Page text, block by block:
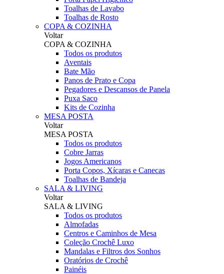
Toalhas de Lavabo
Toalhas de Rosto
COPA & COZINHA
Voltar
COPA & COZINHA
Todos os produtos
Aventais
Bate Mão
Panos de Prato e Copa
Pegadores e Descansos de Panela
Puxa Saco
Kits de Cozinha
MESA POSTA
Voltar
MESA POSTA
Todos os produtos
Cobre Jarras
Jogos Americanos
Porta Copos, Xícaras e Canecas
Toalhas de Bandeja
SALA & LIVING
Voltar
SALA & LIVING
Todos os produtos
Almofadas
Centros e Caminhos de Mesa
Coleção Crochê Luxo
Mandalas e Filtros dos Sonhos
Oratórios de Crochê
Painéis